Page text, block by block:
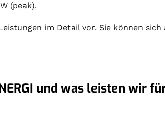
(peak).
im Detail vor. Sie können
und was leisten wir